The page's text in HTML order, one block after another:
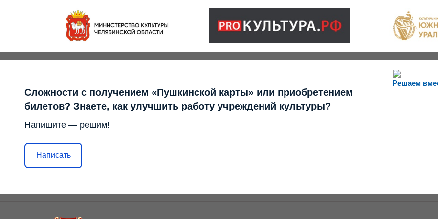
Решаем
Сложности с получением «Пушкинской карты» или приобретением
билетов? Знаете, как улучшить работу учреждений культуры?
Напишите — решим!
Написать